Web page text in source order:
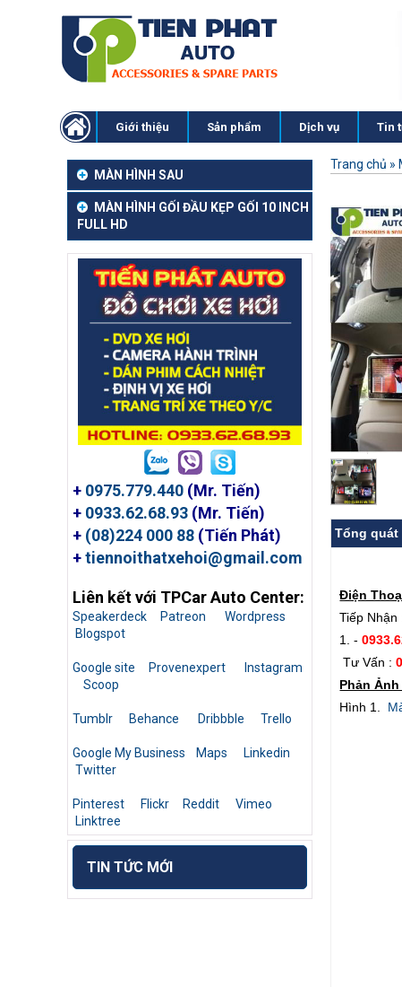
Giới thiệu Sản phẩm Dịch vụ Tin
MÀN HÌNH SAU
MÀN HÌNH GỐI ĐẦU KẸP GỐI 10 INCH
FULL HD
+ 0975.779.440 (Mr. Tiến)
+ 0933.62.68.93 (Mr. Tiến)
+ (08)224 000 88 (Tiến Phát)
+tiennoithatxehoi@gmail.com
Liên kết với TPCar Auto Center:
Speakerdeck Patreon
Wordpress
Blogspot
Google site Provenexpert
Instagram
Scoop
Tumblr Behance Dribbble Trello
Google My Business Maps
Linkedin
Twitter
Pinterest Flickr Reddit
Vimeo
Linktree
TIN TỨC MỚI
Trang chủ »
Tổng quát
Điện
Tiếp Nhận
1. -
Tư Vấn :
Phản
Hình 1.